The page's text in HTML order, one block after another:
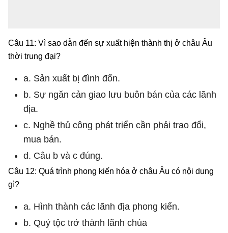
Câu 11: Vì sao dẫn đến sự xuất hiện thành thị ở châu Âu
thời trung đại?
a. Sản xuất bị đình đốn.
b. Sự ngăn cản giao lưu buôn bán của các lãnh
địa.
c. Nghề thủ công phát triển cần phải trao đổi,
mua bán.
d. Câu b và c đúng.
Câu 12: Quá trình phong kiến hóa ở châu Âu có nội dung
gì?
a. Hình thành các lãnh địa phong kiến.
b. Quý tộc trở thành lãnh chúa